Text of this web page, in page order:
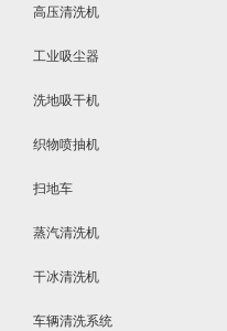
高压清洗机
工业吸尘器
洗地吸干机
织物喷抽机
扫地车
蒸汽清洗机
干冰清洗机
车辆清洗系统